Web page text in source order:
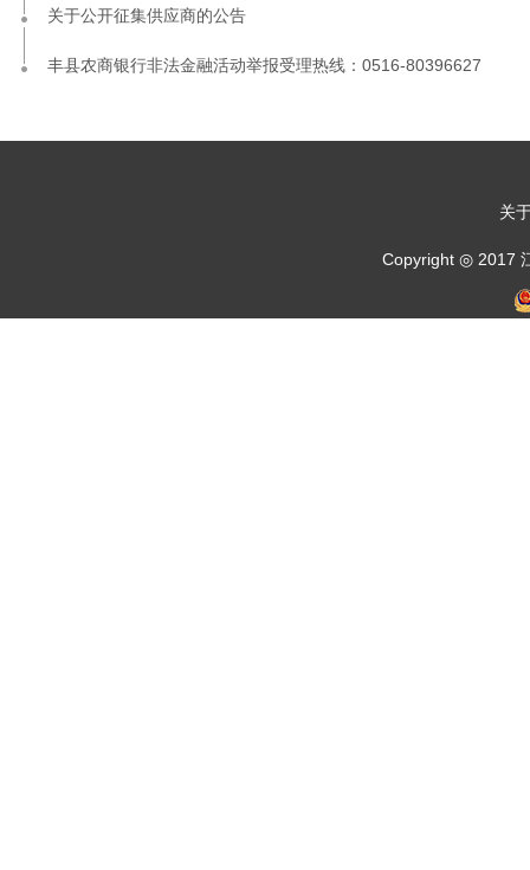
关于公开征集供应商的公告
丰县农商银行非法金融活动举报受理热线：0516-80396627
关
Copyright ◎ 2017